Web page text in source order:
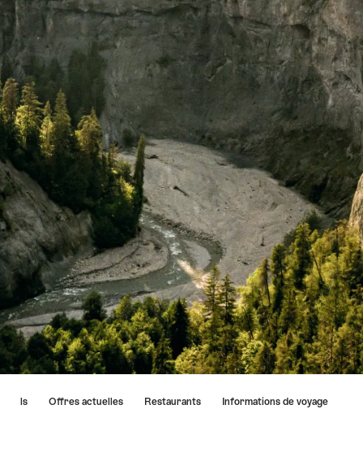
Offres actuelles Restaurants Informations de voyage